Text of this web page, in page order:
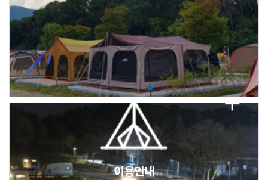
2026년 5월 캠핑장 안점 점검의 날 변경 안내
캠핑장(9월1일~6일) 미운영 공지
2026년 5월 캠핑장 안점 점검의 날 변경 안내
이용안내